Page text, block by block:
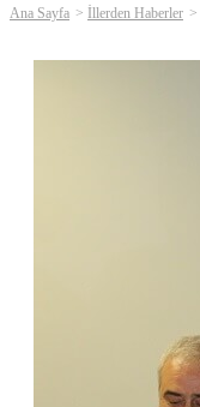
Ana Sayfa İllerden Haberler